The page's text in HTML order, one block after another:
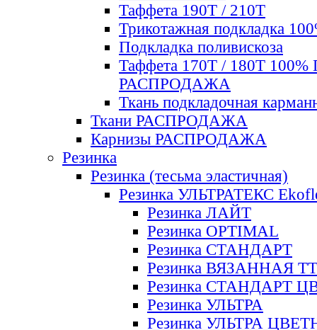
Таффета 190Т / 210Т
Трикотажная подкладка
Подкладка поливискоза
Таффета 170Т / 180Т 100%
РАСПРОДАЖА
Ткань подкладочная
Ткани РАСПРОДАЖА
Карнизы РАСПРОДАЖА
Резинка
Резинка (тесьма эластичная)
Резинка УЛЬТРАТЕКС
Резинка ЛАЙТ
Резинка OPTIMAL
Резинка СТАНДАРТ
Резинка ВЯЗАННАЯ ТТ
Резинка СТАНДАРТ
Резинка УЛЬТРА
Резинка УЛЬТРА